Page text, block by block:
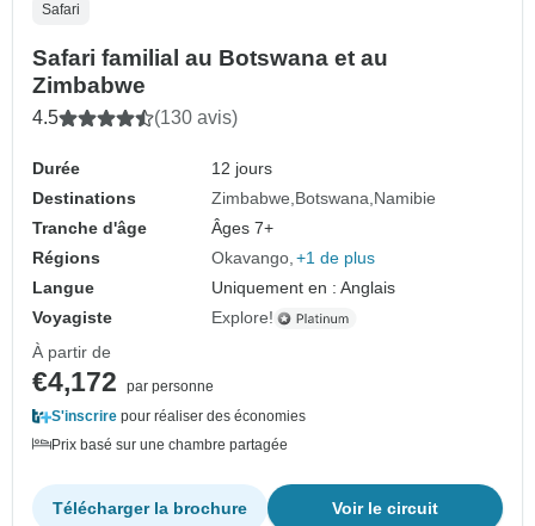
Safari
Safari familial au Botswana et au
Zimbabwe
4.5 (130 avis)
Durée
12 jours
Destinations
Zimbabwe Botswana Namibie
Tranche d'âge
Âges 7+
Régions
Okavango +1 de plus
Langue
Uniquement en : Anglais
Voyagiste
Explore!
À partir de
€4,172
par personne
S'inscrire pour réaliser des économies
Prix basé sur une chambre partagée
Voir le circuit
Télécharger la brochure